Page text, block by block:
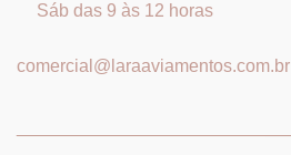
Sáb das 9 às 12 horas
comercial@laraaviamentos.com.br